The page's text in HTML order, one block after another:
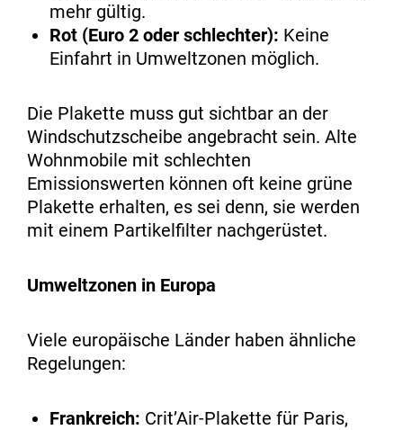
mehr gültig.
Rot (Euro 2 oder schlechter): Keine
Einfahrt in Umweltzonen möglich.
Die Plakette muss gut sichtbar an der
Windschutzscheibe angebracht sein. Alte
Wohnmobile mit schlechten
Emissionswerten können oft keine grüne
Plakette erhalten, es sei denn, sie werden
mit einem Partikelfilter nachgerüstet.
Umweltzonen in Europa
Viele europäische Länder haben ähnliche
Regelungen:
Frankreich: Crit’Air-Plakette für Paris,